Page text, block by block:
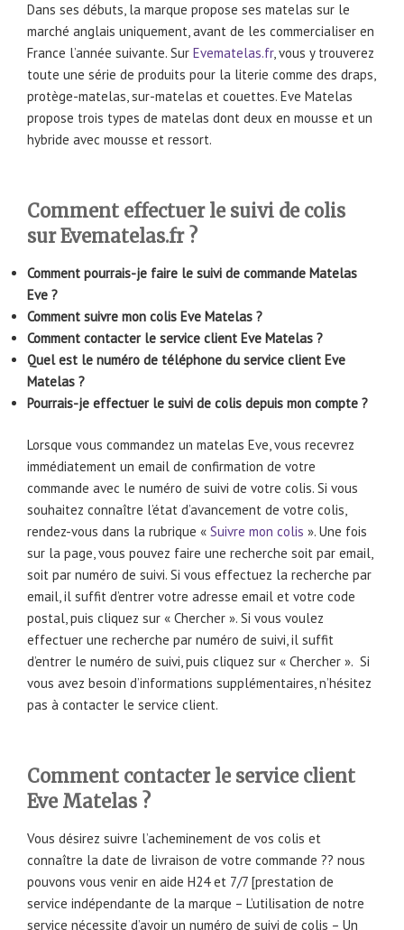
Dans ses débuts, la marque propose ses matelas sur le
marché anglais uniquement, avant de les commercialiser en
France l’année suivante. Sur Evematelas.fr, vous y trouverez
toute une série de produits pour la literie comme des draps,
protège-matelas, sur-matelas et couettes. Eve Matelas
propose trois types de matelas dont deux en mousse et un
hybride avec mousse et ressort.
Comment effectuer le suivi de colis
sur Evematelas.fr ?
Comment pourrais-je faire le suivi de commande Matelas
Eve ?
Comment suivre mon colis Eve Matelas ?
Comment contacter le service client Eve Matelas ?
Quel est le numéro de téléphone du service client Eve
Matelas ?
Pourrais-je effectuer le suivi de colis depuis mon compte ?
Lorsque vous commandez un matelas Eve, vous recevrez
immédiatement un email de confirmation de votre
commande avec le numéro de suivi de votre colis. Si vous
souhaitez connaître l’état d’avancement de votre colis,
rendez-vous dans la rubrique « Suivre mon colis ». Une fois
sur la page, vous pouvez faire une recherche soit par email,
soit par numéro de suivi. Si vous effectuez la recherche par
email, il suffit d’entrer votre adresse email et votre code
postal, puis cliquez sur « Chercher ». Si vous voulez
effectuer une recherche par numéro de suivi, il suffit
d’entrer le numéro de suivi, puis cliquez sur « Chercher ». Si
vous avez besoin d’informations supplémentaires, n’hésitez
pas à contacter le service client.
Comment contacter le service client
Eve Matelas ?
Vous désirez suivre l’acheminement de vos colis et
connaître la date de livraison de votre commande ?? nous
pouvons vous venir en aide H24 et 7/7 [prestation de
service indépendante de la marque – L’utilisation de notre
service nécessite d’avoir un numéro de suivi de colis – Un